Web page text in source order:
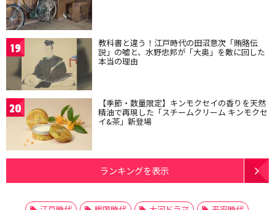
19 教科書と違う！江戸時代の田沼意次「賄賂伝
説」の嘘と、水野忠邦が「大奥」を敵に回した
本当の理由
20 【季節・数量限定】キンモクセイの香りを天然
精油で再現した「スチームクリーム キンモクセ
イ&茶」新登場
ランキングを表示